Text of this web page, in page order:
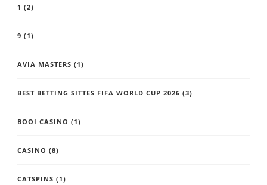
1 (2)
9 (1)
AVIA MASTERS (1)
BEST BETTING SITTES FIFA WORLD CUP 2026 (3)
BOOI CASINO (1)
CASINO (8)
CATSPINS (1)